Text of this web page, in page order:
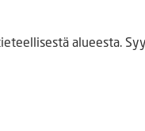
alueesta.